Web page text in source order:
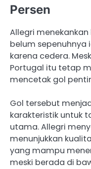
Persen
Allegri
belum sepenuhnya
karena cedera.
Portugal itu tetap
mencetak gol
Gol tersebut
karakteristik untuk
utama. Allegri
menunjukkan
yang mampu
meski berada di